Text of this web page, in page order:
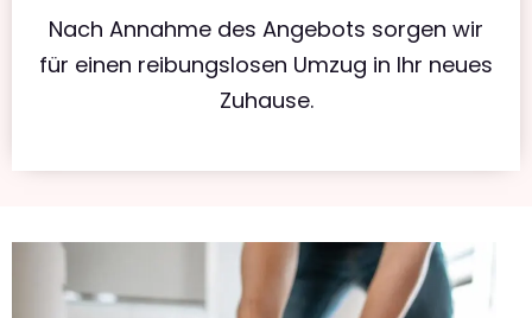
Nach Annahme des Angebots sorgen wir
für einen reibungslosen Umzug in Ihr neues
Zuhause.